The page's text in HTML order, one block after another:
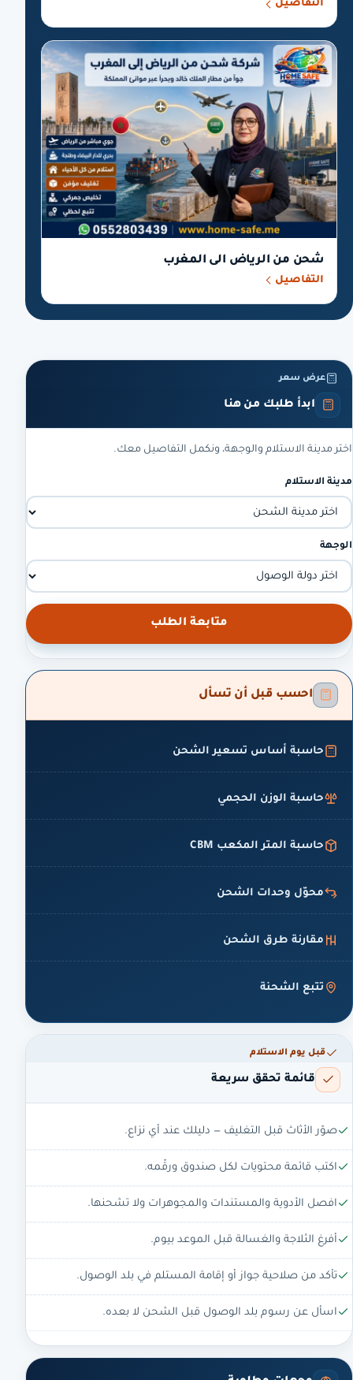
التفاصيل
شحن من الرياض الى المغرب
التفاصيل
عرض سعر
ابدأ طلبك من هنا
اختر مدينة الاستلام والوجهة، ونكمل التفاصيل معك.
مدينة الاستلام
الوجهة
متابعة الطلب
احسب قبل أن تسأل
حاسبة أساس تسعير الشحن
حاسبة الوزن الحجمي
حاسبة المتر المكعب CBM
محوّل وحدات الشحن
مقارنة طرق الشحن
تتبع الشحنة
قبل يوم الاستلام
قائمة تحقق سريعة
صوّر الأثاث قبل التغليف — دليلك عند أي نزاع.
اكتب قائمة محتويات لكل صندوق ورقّمه.
افصل الأدوية والمستندات والمجوهرات ولا تشحنها.
أفرغ الثلاجة والغسالة قبل الموعد بيوم.
تأكد من صلاحية جواز أو إقامة المستلم في بلد الوصول.
اسأل عن رسوم بلد الوصول قبل الشحن لا بعده.